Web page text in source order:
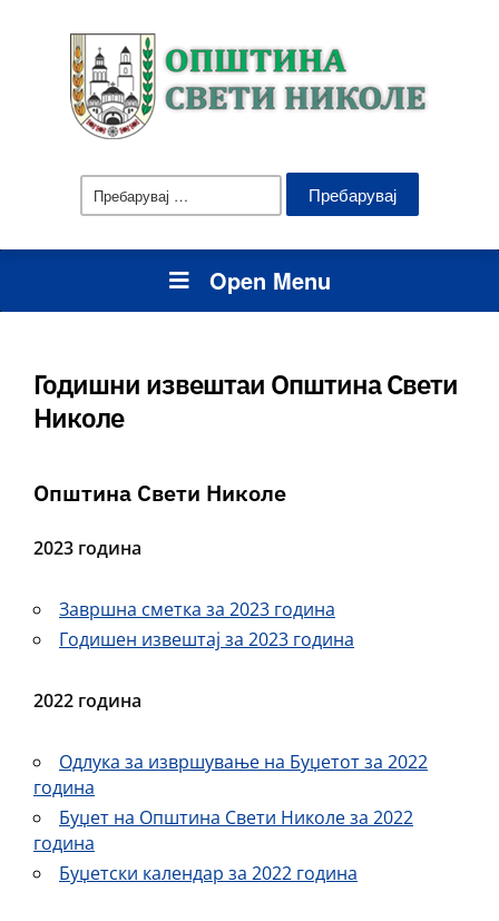
Пребарувај
за:
Open Menu
Годишни извештаи Општина Свети
Николе
Општина Свети Николе
2023 година
Завршна сметка за 2023 година
Годишен извештај за 2023 година
2022 година
Одлука за извршување на Буџетот за 2022
година
Буџет на Општина Свети Николе за 2022
година
Буџетски календар за 2022 година